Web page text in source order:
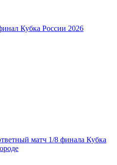
Кубка России 2026
матч 1/8 финала Кубка